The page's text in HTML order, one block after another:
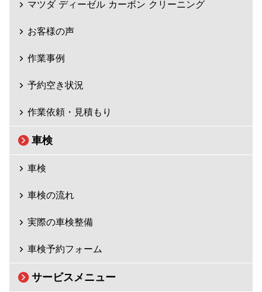
マツダ ディーゼル カーボン クリーニング
お客様の声
作業事例
予約空き状況
作業依頼・見積もり
車検
車検
車検の流れ
実際の車検整備
車検予約フォーム
サービスメニュー